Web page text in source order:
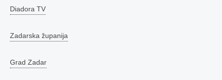
Diadora TV
Zadarska županija
Grad Zadar